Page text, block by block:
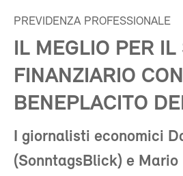
PREVIDENZA PROFESSIONALE
IL MEGLIO PER IL
FINANZIARIO
BENEPLACITO
I giornalisti economici
(SonntagsBlick) e